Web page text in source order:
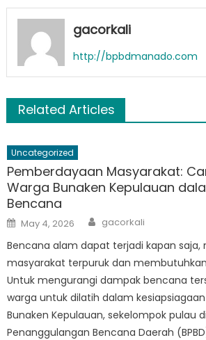
gacorkali
http://bpbdmanado.com
Related Articles
Uncategorized
Pemberdayaan Masyarakat:
Warga Bunaken Kepulauan
Bencana
Posted
on
May 4, 2026 Author
gacorkali
Bencana alam dapat terjadi kapan saja,
masyarakat terpuruk dan
Untuk mengurangi dampak bencana
warga untuk dilatih dalam
Bunaken Kepulauan, sekelompok pulau
Penanggulangan Bencana Daerah